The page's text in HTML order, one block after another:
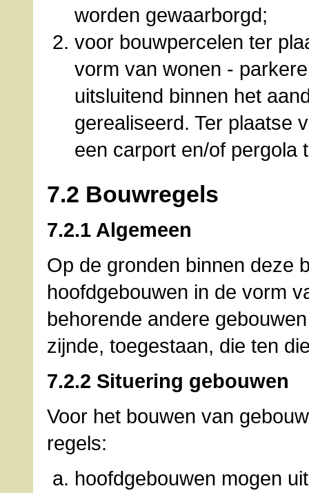
worden gewaarborgd;
voor bouwpercelen ter
vorm van wonen -
uitsluitend binnen het
gerealiseerd. Ter plaatse
een carport en/of pergola
7.2 Bouwregels
7.2.1 Algemeen
Op de gronden binnen deze
hoofdgebouwen in de vorm
behorende andere
zijnde, toegestaan, die ten
7.2.2 Situering gebouwen
Voor het bouwen van
regels:
hoofdgebouwen mogen